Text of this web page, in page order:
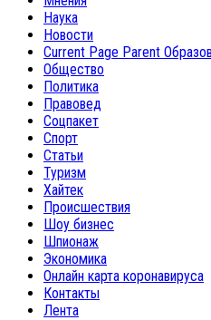
Наука
Новости
Current Page Parent
Общество
Политика
Правовед
Соцпакет
Спорт
Статьи
Туризм
Хайтек
Происшествия
Шоу бизнес
Шпионаж
Экономика
Онлайн карта коронавируса
Контакты
Лента